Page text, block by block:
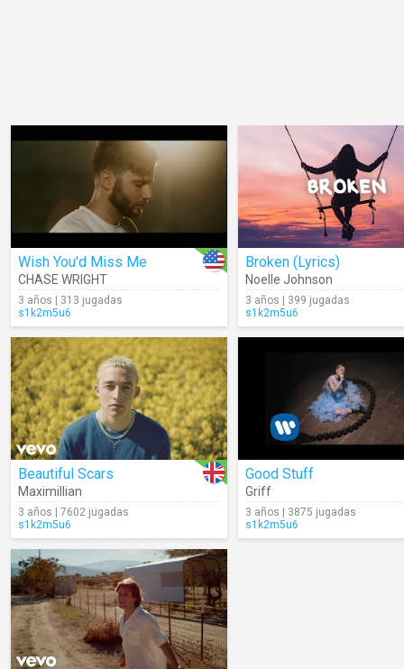
Wish You'd Miss Me
CHASE WRIGHT
3 años | 313 jugadas
s1k2m5u6
Broken (Lyrics)
Noelle Johnson
3 años | 399 jugadas
s1k2m5u6
Beautiful Scars
Maximillian
3 años | 7602 jugadas
s1k2m5u6
Good Stuff
Griff
3 años | 3875 jugadas
s1k2m5u6